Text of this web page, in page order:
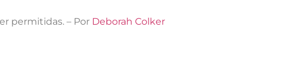
permitidas. – Por Deborah Colker